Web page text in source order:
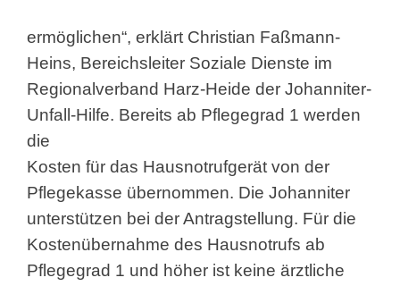
ermöglichen“, erklärt Christian Faßmann-
Heins, Bereichsleiter Soziale Dienste im
Regionalverband Harz-Heide der Johanniter-
Unfall-Hilfe. Bereits ab Pflegegrad 1 werden
die
Kosten für das Hausnotrufgerät von der
Pflegekasse übernommen. Die Johanniter
unterstützen bei der Antragstellung. Für die
Kostenübernahme des Hausnotrufs ab
Pflegegrad 1 und höher ist keine ärztliche